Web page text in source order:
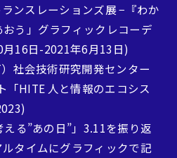
高見 真平
講師・メディアデザイン
ンスレーションズ展 −『わか
う」グラフィックレコーデ
16日-2021年6月13日)
社会技術研究開発センター
「HITE 人と情報のエコシス
る”あの日”」3.11を振り返
タイムにグラフィックで記